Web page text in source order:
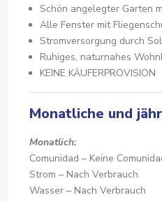
Schön angelegter Garten
Alle Fenster mit
Stromversorgung durch
Ruhiges, naturnahes
KEINE KÄUFERPROVISION
Monatliche und
Monatlich:
Comunidad – Keine
Strom – Nach Verbrauch
Wasser – Nach Verbrauch